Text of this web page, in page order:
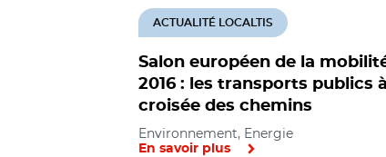
Salon européen de la
2016 : les transports publics
croisée des chemins
ACTUALITÉ LOCALTIS
Environnement, Energie
En savoir plus